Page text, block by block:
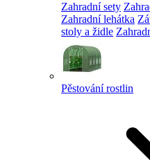
Zahradní sety
Zahradní lehátka
stoly a židle
Pěstování rostlin